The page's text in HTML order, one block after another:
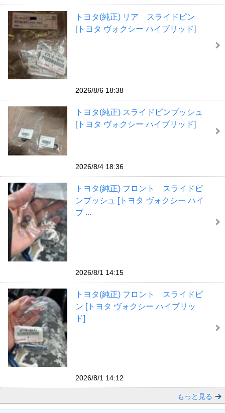
トヨタ(純正) リア スライドピン
[トヨタ ヴォクシー ハイブリッド]
2026/8/6 18:38
トヨタ(純正) スライドピンブッシュ
[トヨタ ヴォクシー ハイブリッド]
2026/8/4 18:36
トヨタ(純正) フロント スライドピ
ンブッシュ [トヨタ ヴォクシー ハイ
ブ ...
2026/8/1 14:15
トヨタ(純正) フロント スライドピ
ン [トヨタ ヴォクシー ハイブリッ
ド]
2026/8/1 14:12
もっと見る